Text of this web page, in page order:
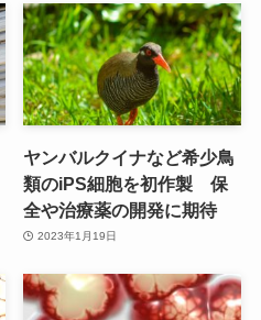
ヤンバルクイナなど希少鳥
類のiPS細胞を初作製 保
全や治療薬の開発に期待
2023年1月19日